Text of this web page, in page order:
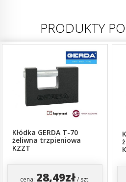
PRODUKTY
Kłódka GERDA T-70
żeliwna trzpieniowa
KZZT
cena: 28,49zł/ szt.